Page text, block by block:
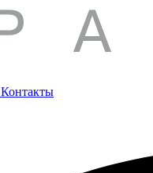
Контакты